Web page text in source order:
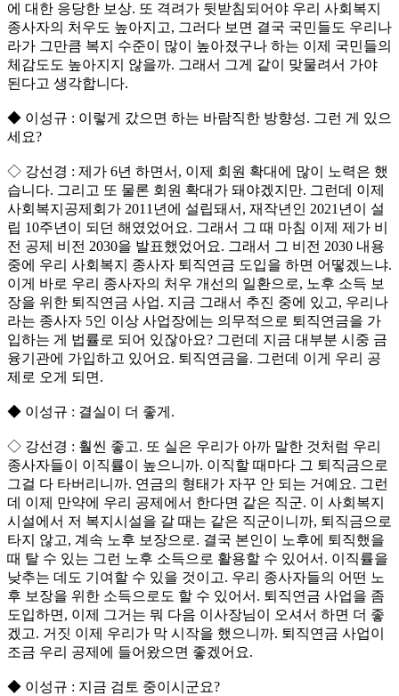
에 대한 응당한 보상. 또 격려가 뒷받침되어야 우리 사회복지
종사자의 처우도 높아지고, 그러다 보면 결국 국민들도 우리나
라가 그만큼 복지 수준이 많이 높아졌구나 하는 이제 국민들의
체감도도 높아지지 않을까. 그래서 그게 같이 맞물려서 가야
된다고 생각합니다.
◆ 이성규 : 이렇게 갔으면 하는 바람직한 방향성. 그런 게 있으
세요?
◇ 강선경 : 제가 6년 하면서, 이제 회원 확대에 많이 노력은 했
습니다. 그리고 또 물론 회원 확대가 돼야겠지만. 그런데 이제
사회복지공제회가 2011년에 설립돼서, 재작년인 2021년이 설
립 10주년이 되던 해였었어요. 그래서 그 때 마침 이제 제가 비
전 공제 비전 2030을 발표했었어요. 그래서 그 비전 2030 내용
중에 우리 사회복지 종사자 퇴직연금 도입을 하면 어떻겠느냐.
이게 바로 우리 종사자의 처우 개선의 일환으로, 노후 소득 보
장을 위한 퇴직연금 사업. 지금 그래서 추진 중에 있고, 우리나
라는 종사자 5인 이상 사업장에는 의무적으로 퇴직연금을 가
입하는 게 법률로 되어 있잖아요? 그런데 지금 대부분 시중 금
융기관에 가입하고 있어요. 퇴직연금을. 그런데 이게 우리 공
제로 오게 되면.
◆ 이성규 : 결실이 더 좋게.
◇ 강선경 : 훨씬 좋고. 또 실은 우리가 아까 말한 것처럼 우리
종사자들이 이직률이 높으니까. 이직할 때마다 그 퇴직금으로
그걸 다 타버리니까. 연금의 형태가 자꾸 안 되는 거예요. 그런
데 이제 만약에 우리 공제에서 한다면 같은 직군. 이 사회복지
시설에서 저 복지시설을 갈 때는 같은 직군이니까, 퇴직금으로
타지 않고, 계속 노후 보장으로. 결국 본인이 노후에 퇴직했을
때 탈 수 있는 그런 노후 소득으로 활용할 수 있어서. 이직률을
낮추는 데도 기여할 수 있을 것이고. 우리 종사자들의 어떤 노
후 보장을 위한 소득으로도 할 수 있어서. 퇴직연금 사업을 좀
도입하면, 이제 그거는 뭐 다음 이사장님이 오셔서 하면 더 좋
겠고. 거짓 이제 우리가 막 시작을 했으니까. 퇴직연금 사업이
조금 우리 공제에 들어왔으면 좋겠어요.
◆ 이성규 : 지금 검토 중이시군요?